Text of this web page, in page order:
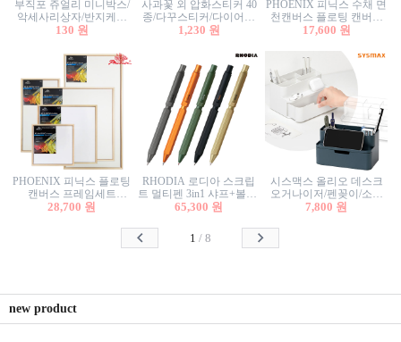
부직포 쥬얼리 미니박스/
악세사리상자/반지케이
스/반지상자/귀걸이상자/
130 원
사과꽃 외 압화스티커 40
종/다꾸스티커/다이어리
꾸미기/꽃스티커/자연물
1,230 원
PHOENIX 피닉스 수채 면
천캔버스 플로팅 캔버스
프레임세트 30x30cm/액자
17,600 원
PHOENIX 피닉스 플로팅
캔버스 프레임세트
50x50cm/액자캔버스/인테
28,700 원
RHODIA 로디아 스크립
트 멀티펜 3in1 샤프+볼펜/
무광택 알루미늄 육각배
65,300 원
시스맥스 올리오 데스크
오거나이저/펜꽂이/소품
꽂이/소품함/정리함/수납
7,800 원
1 / 8
new product